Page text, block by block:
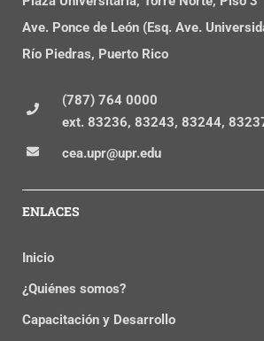
Ave. Ponce de León (Esq. Ave.
Río Piedras, Puerto Rico
(787) 764 0000
ext. 83236, 83243, 83244,
cea.upr@upr.edu
ENLACES
Inicio
¿Quiénes somos?
Capacitación y Desarrollo